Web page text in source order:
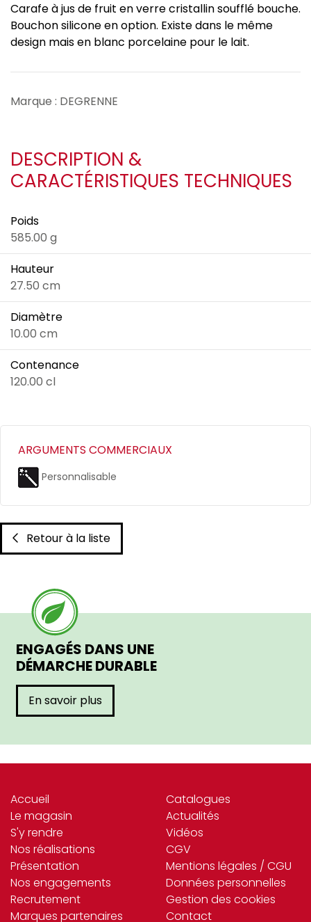
Carafe à jus de fruit en verre cristallin soufflé bouche.
Bouchon silicone en option. Existe dans le même
design mais en blanc porcelaine pour le lait.
Marque : DEGRENNE
DESCRIPTION &
CARACTÉRISTIQUES TECHNIQUES
Poids
585.00 g
Hauteur
27.50 cm
Diamètre
10.00 cm
Contenance
120.00 cl
ARGUMENTS COMMERCIAUX
Personnalisable
Retour à la liste
ENGAGÉS DANS UNE
DÉMARCHE DURABLE
En savoir plus
Accueil
Le magasin
S'y rendre
Nos réalisations
Présentation
Nos engagements
Recrutement
Marques partenaires
Catalogues
Actualités
Vidéos
CGV
Mentions légales / CGU
Données personnelles
Gestion des cookies
Contact